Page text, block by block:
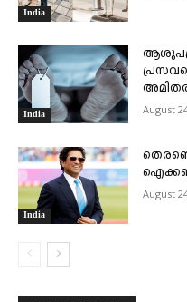
India
India August
India
August